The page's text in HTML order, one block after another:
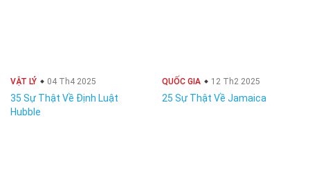
VẬT LÝ 04 Th4 2025
35 Sự Thật Về Định Luật
Hubble
QUỐC GIA 12 Th2 2025
25 Sự Thật Về Jamaica